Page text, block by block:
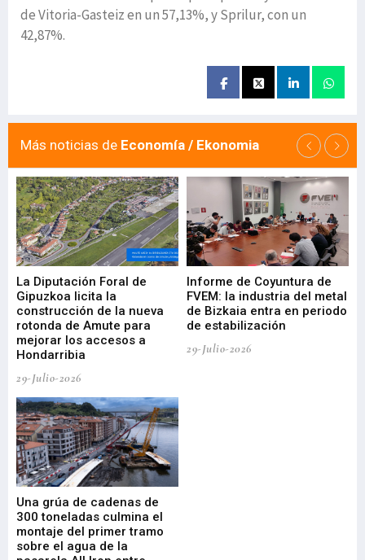
de Vitoria-Gasteiz en un 57,13%, y Sprilur, con un
42,87%.
Más noticias de Economía / Ekonomia
La Diputación Foral de
Gipuzkoa licita la
construcción de la nueva
rotonda de Amute para
mejorar los accesos a
Hondarribia
29-Julio-2026
Informe de Coyuntura de
FVEM: la industria del metal
de Bizkaia entra en periodo
de estabilización
29-Julio-2026
Una grúa de cadenas de
300 toneladas culmina el
montaje del primer tramo
sobre el agua de la